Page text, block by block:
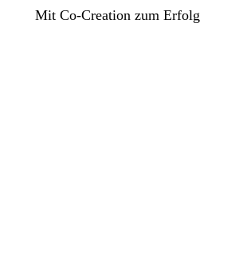
Mit Co-Creation zum Erfolg